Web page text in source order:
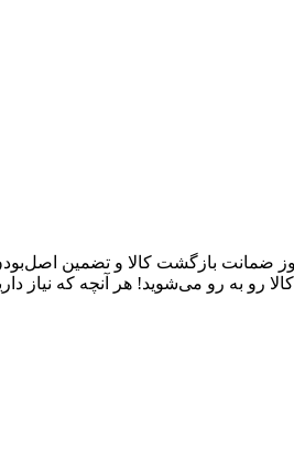
بکسل به عنوان یکی از قدیمی‌ترین فروشگاه های اینترنتی با بیش از یک دهه تجربه، با پایبندی به سه اصل کلیدی، پرداخت در
رو به رو می‌شوید! هر آنچه که نیاز